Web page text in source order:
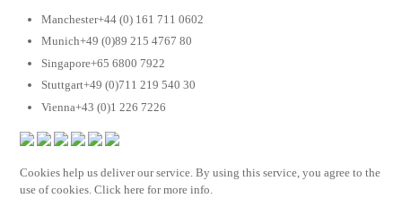
Manchester+44 (0) 161 711 0602
Munich+49 (0)89 215 4767 80
Singapore+65 6800 7922
Stuttgart+49 (0)711 219 540 30
Vienna+43 (0)1 226 7226
Cookies help us deliver our service. By using this service, you agree to the
use of cookies. Click here for more info.